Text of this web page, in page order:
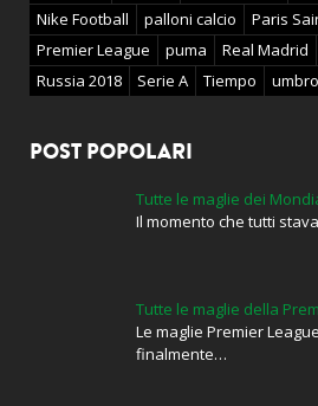
Nike Football
palloni calcio Paris
Premier League
puma Real Madrid
Russia 2018
Serie A Tiempo umbro
POST POPOLARI
Tutte le maglie dei
Il momento che tutti
Tutte le maglie della
Le maglie Premier
finalmente…